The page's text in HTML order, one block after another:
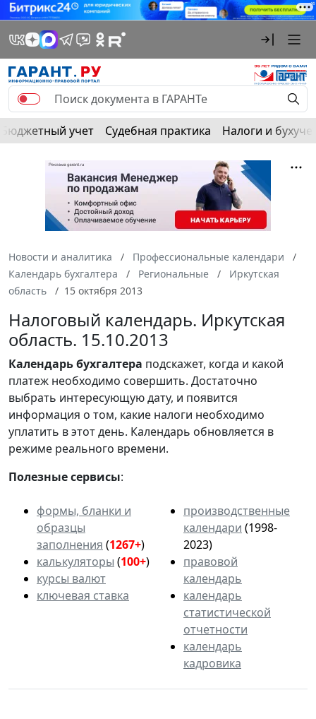
Бюджетный учет Судебная практика Налоги и
Новости и аналитика
Профессиональные календари
Календарь бухгалтера
Региональные
Иркутская
область
15 октября 2013
Налоговый календарь. Иркутская
область. 15.10.2013
Календарьбухгалтера подскажет, когда и какой
платеж необходимо совершить. Достаточно
выбрать интересующую дату, и появится
информация о том, какие налоги необходимо
уплатить в этот день. Календарь обновляется в
режиме реального времени.
Полезные сервисы:
формы, бланки и
образцы
заполнения (1267+)
калькуляторы (100+)
курсы валют
ключевая ставка
производственные
календари (1998-
2023)
правовой
календарь
календарь
статистической
отчетности
календарь
кадровика